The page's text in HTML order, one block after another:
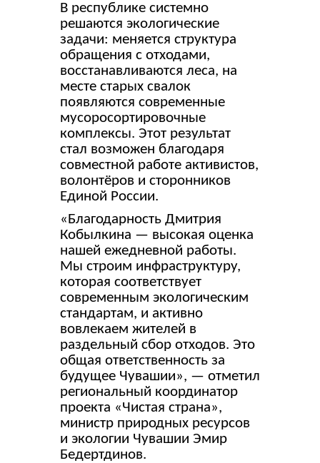
В республике системно
решаются экологические
задачи: меняется структура
обращения с отходами,
восстанавливаются леса, на
месте старых свалок
появляются современные
мусоросортировочные
комплексы. Этот результат
стал возможен благодаря
совместной работе активистов,
волонтёров и сторонников
Единой России.
«Благодарность Дмитрия
Кобылкина — высокая оценка
нашей ежедневной работы.
Мы строим инфраструктуру,
которая соответствует
современным экологическим
стандартам, и активно
вовлекаем жителей в
раздельный сбор отходов. Это
общая ответственность за
будущее Чувашии», — отметил
региональный координатор
проекта «Чистая страна»,
министр природных ресурсов
и экологии Чувашии Эмир
Бедертдинов.